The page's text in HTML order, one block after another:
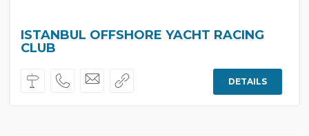
ISTANBUL OFFSHORE YACHT RACING
CLUB
DETAILS